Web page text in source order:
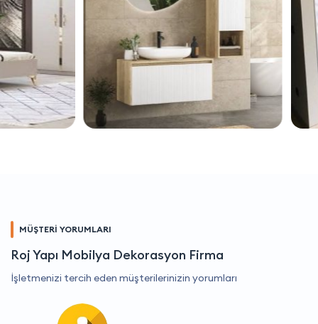
MÜŞTERİ YORUMLARI
Roj Yapı Mobilya Dekorasyon Firma
İşletmenizi tercih eden müşterilerinizin yorumları